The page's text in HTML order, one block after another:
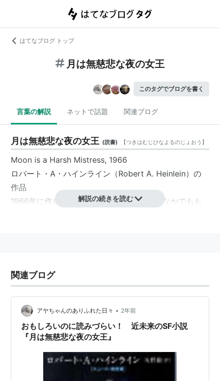
はてなブログ トップ
月は無慈悲な夜の女王
このタグでブログを書く
言葉の解説 ネットで話題 関連ブログ
月は無慈悲な夜の女王 (読書) 【つきはむじひなよるのじょおう 】
Moon is a Harsh Mistress, 1966
ロバート・A・ハインライン （Robert A. Heinlein）の
作品
1966年に作成されたもの。彼が，各作品のなかでもも
月は無慈悲な夜の女王 (ハヤカワ
文庫 SF 1748)
作者:ロバート・A.ハインライン,牧眞
出版社/メーカー:早川書房
発売日:2010/03/15
購入
: 11人クリック
: 94回
この商品を含むブログ (46件) を見る
解説の続きを読む
関連ブログ
アヤちゃんのありふれた日々 • 2年前
おもしろいのに読みづらい！ 近未来のSF小説
『月は無慈悲な夜の女王』